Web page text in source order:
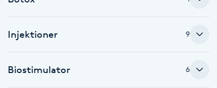
Babylights
Bambumassage
Injektioner 9
Biostimulator 6